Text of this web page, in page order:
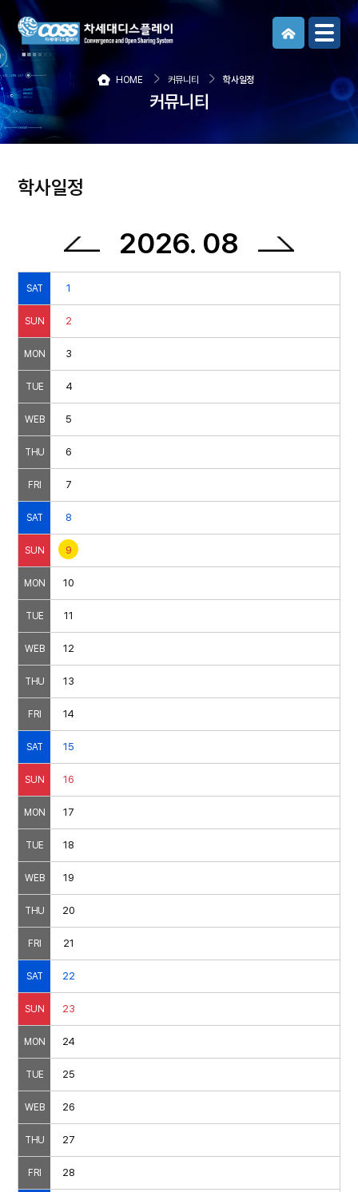
메뉴보기
HOME 커뮤니티 학사일정
커뮤니티
학사일정
2026. 08
SAT 1
SUN 2
MON 3
TUE 4
WEB 5
THU 6
FRI 7
SAT 8
SUN 9
MON 10
TUE 11
WEB 12
THU 13
FRI 14
SAT 15
SUN 16
MON 17
TUE 18
WEB 19
THU 20
FRI 21
SAT 22
SUN 23
MON 24
TUE 25
WEB 26
THU 27
FRI 28